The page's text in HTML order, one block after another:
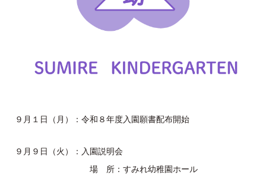
９月１日（月）：令和８年度入園願書配布開始
９月９日（火）：入園説明会
場 所：すみれ幼稚園ホール